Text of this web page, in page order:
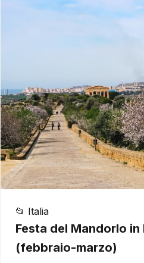
📂 Italia
Festa del Mandorlo
(febbraio-marzo)